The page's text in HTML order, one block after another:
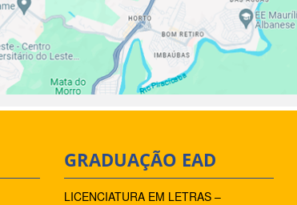
GRADUAÇÃO EAD
LICENCIATURA EM LETRAS –